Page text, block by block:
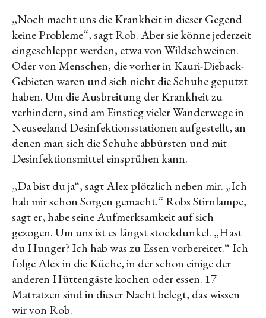
„Noch macht uns die Krankheit in dieser Gegend
keine Probleme“, sagt Rob. Aber sie könne jederzeit
eingeschleppt werden, etwa von Wildschweinen.
Oder von Menschen, die vorher in Kauri-Dieback-
Gebieten waren und sich nicht die Schuhe geputzt
haben. Um die Ausbreitung der Krankheit zu
verhindern, sind am Einstieg vieler Wanderwege in
Neuseeland Desinfektionsstationen aufgestellt, an
denen man sich die Schuhe abbürsten und mit
Desinfektionsmittel einsprühen kann.
„Da bist du ja“, sagt Alex plötzlich neben mir. „Ich
hab mir schon Sorgen gemacht.“ Robs Stirnlampe,
sagt er, habe seine Aufmerksamkeit auf sich
gezogen. Um uns ist es längst stockdunkel. „Hast
du Hunger? Ich hab was zu Essen vorbereitet.“ Ich
folge Alex in die Küche, in der schon einige der
anderen Hüttengäste kochen oder essen. 17
Matratzen sind in dieser Nacht belegt, das wissen
wir von Rob.